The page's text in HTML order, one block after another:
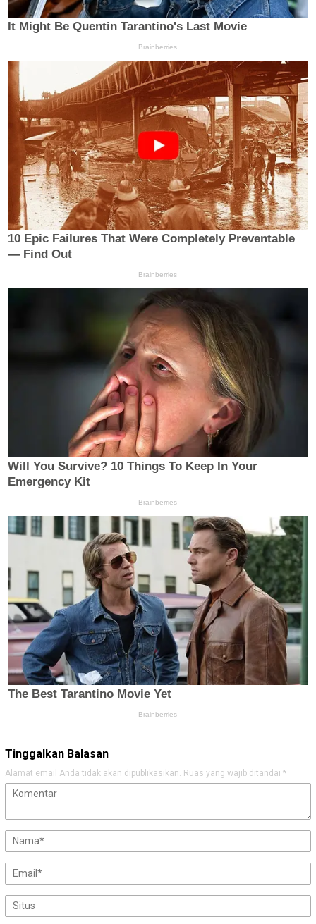
Tinggalkan Balasan
Alamat email Anda tidak akan dipublikasikan. Ruas yang wajib ditandai *